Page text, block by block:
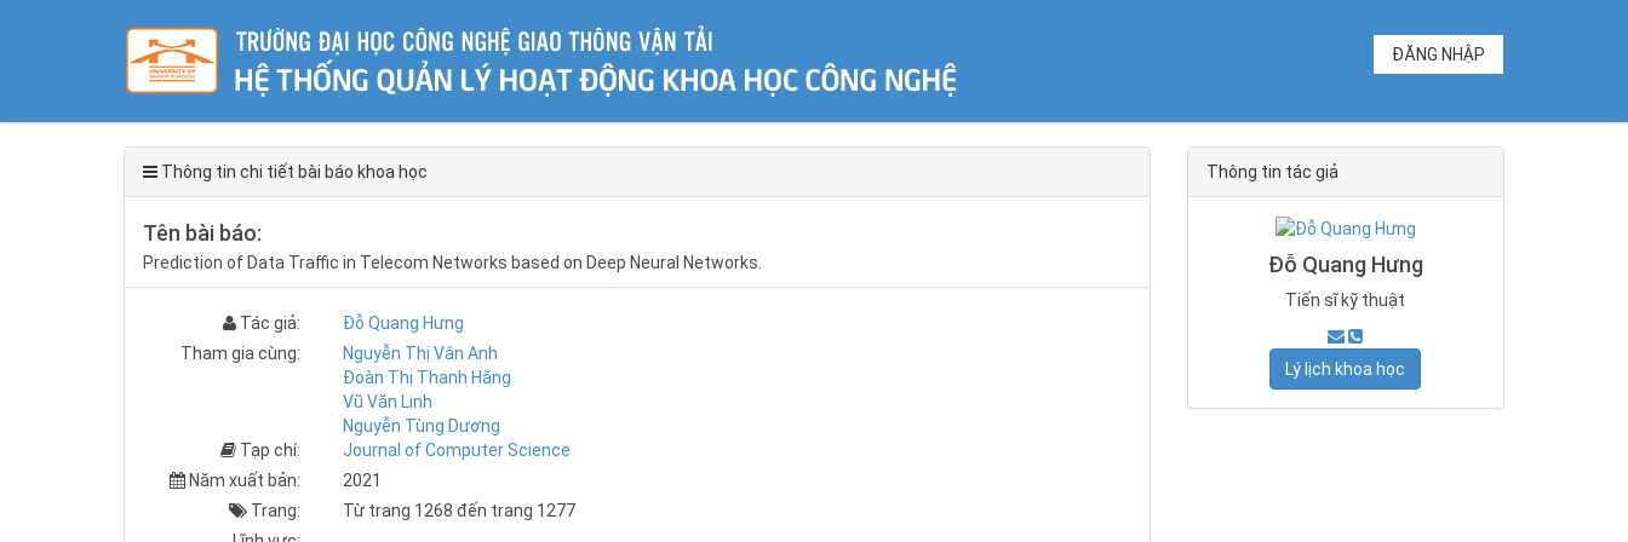
ĐĂNG NHẬP
Thông tin chi tiết bài báo khoa học
Tên bài báo:
Prediction of Data Traffic in Telecom Networks based on Deep Neural Networks.
Tác giả:
Đỗ Quang Hưng
Tham gia cùng:
Nguyễn Thị Vân Anh
Đoàn Thị Thanh Hằng
Vũ Văn Linh
Nguyễn Tùng Dương
Tạp chí:
Journal of Computer Science
Năm xuất bản:
2021
Trang:
Từ trang 1268 đến trang 1277
Thông tin tác giả
Đỗ Quang Hưng
Tiến sĩ kỹ thuật
Lý lịch khoa học